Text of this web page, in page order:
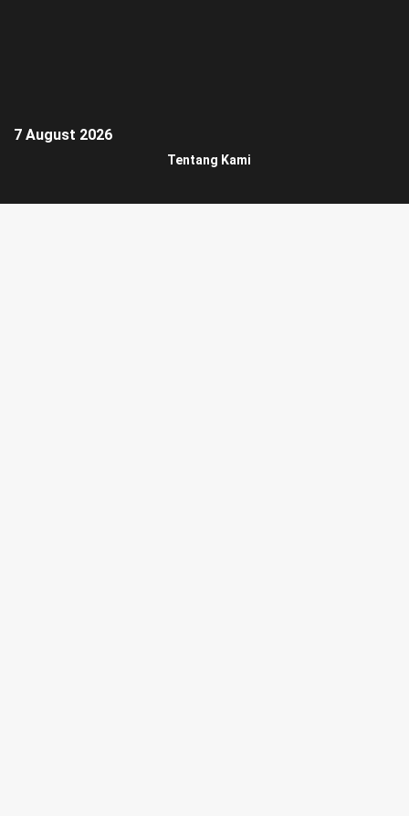
7 August 2026
Tentang Kami